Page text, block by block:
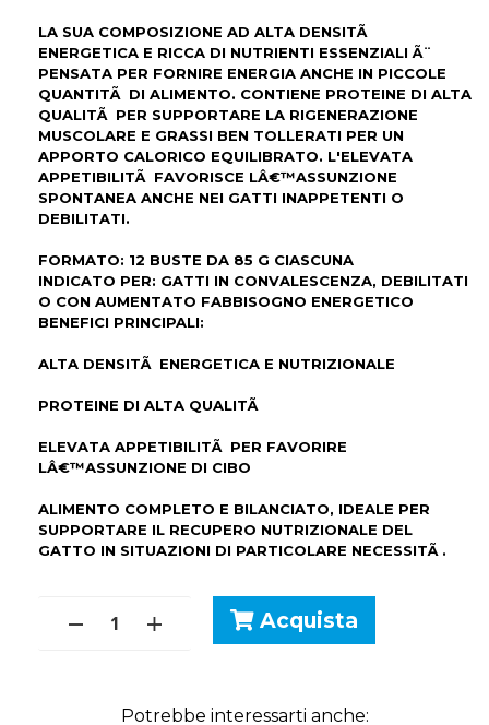
LA SUA COMPOSIZIONE AD ALTA DENSITÃ
ENERGETICA E RICCA DI NUTRIENTI ESSENZIALI Ã¨
PENSATA PER FORNIRE ENERGIA ANCHE IN PICCOLE
QUANTITÃ DI ALIMENTO. CONTIENE PROTEINE DI ALTA
QUALITÃ PER SUPPORTARE LA RIGENERAZIONE
MUSCOLARE E GRASSI BEN TOLLERATI PER UN
APPORTO CALORICO EQUILIBRATO. L'ELEVATA
APPETIBILITÃ FAVORISCE LÂ€™ASSUNZIONE
SPONTANEA ANCHE NEI GATTI INAPPETENTI O
DEBILITATI.
FORMATO: 12 BUSTE DA 85 G CIASCUNA
INDICATO PER: GATTI IN CONVALESCENZA, DEBILITATI
O CON AUMENTATO FABBISOGNO ENERGETICO
BENEFICI PRINCIPALI:
ALTA DENSITÃ ENERGETICA E NUTRIZIONALE
PROTEINE DI ALTA QUALITÃ
ELEVATA APPETIBILITÃ PER FAVORIRE
LÂ€™ASSUNZIONE DI CIBO
ALIMENTO COMPLETO E BILANCIATO, IDEALE PER
SUPPORTARE IL RECUPERO NUTRIZIONALE DEL
GATTO IN SITUAZIONI DI PARTICOLARE NECESSITÃ .
Acquista
Potrebbe interessarti anche: